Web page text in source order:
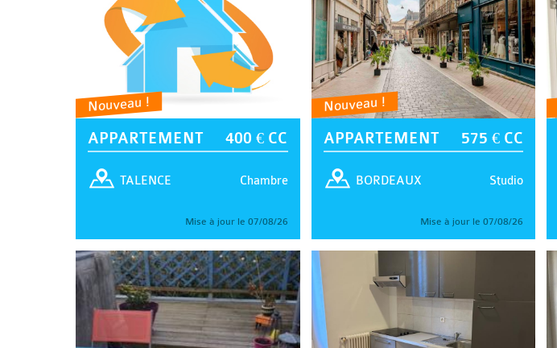
Nouveau !
APPARTEMENT 400 € CC
Chambre
TALENCE
Mise à jour le 07/08/26
Nouveau !
APPARTEMENT 575 € CC
Studio
BORDEAUX
Mise à jour le 07/08/26